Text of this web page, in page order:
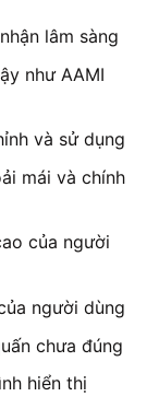
lâm sàng
như AAMI
và sử dụng
mái và chính
của người
người dùng
chưa đúng
hiển thị